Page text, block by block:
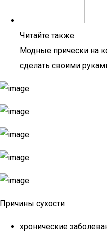
Читайте также:
Модные прически на
сделать своими
Причины сухости
хронические